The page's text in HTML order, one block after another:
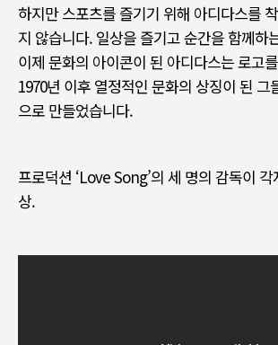
하지만 스포츠를 즐기기 위해 아디다스를
지 않습니다. 일상을 즐기고 순간을 함께하
이제 문화의 아이콘이 된 아디다스는 로고
1970년 이후 열정적인 문화의 상징이 된 그
으로 만들었습니다.
프로덕션 ‘Love Song’의 세 명의 감독이
상.